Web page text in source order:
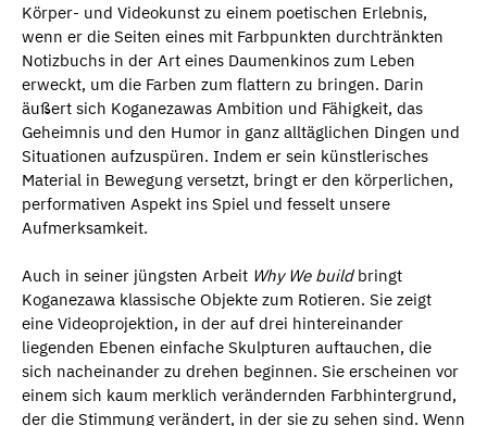
Körper- und Videokunst zu einem poetischen Erlebnis,
wenn er die Seiten eines mit Farbpunkten durchtränkten
Notizbuchs in der Art eines Daumenkinos zum Leben
erweckt, um die Farben zum flattern zu bringen. Darin
äußert sich Koganezawas Ambition und Fähigkeit, das
Geheimnis und den Humor in ganz alltäglichen Dingen und
Situationen aufzuspüren. Indem er sein künstlerisches
Material in Bewegung versetzt, bringt er den körperlichen,
performativen Aspekt ins Spiel und fesselt unsere
Aufmerksamkeit.
Auch in seiner jüngsten Arbeit Why We buildbringt
Koganezawa klassische Objekte zum Rotieren. Sie zeigt
eine Videoprojektion, in der auf drei hintereinander
liegenden Ebenen einfache Skulpturen auftauchen, die
sich nacheinander zu drehen beginnen. Sie erscheinen vor
einem sich kaum merklich verändernden Farbhintergrund,
der die Stimmung verändert, in der sie zu sehen sind. Wenn